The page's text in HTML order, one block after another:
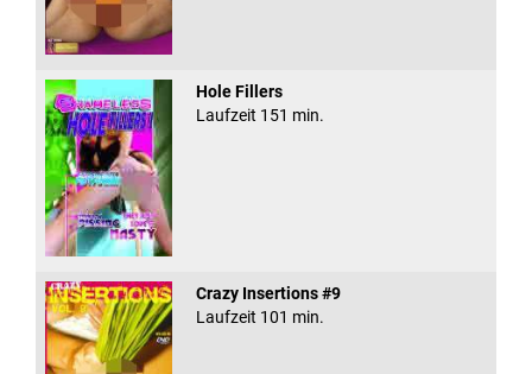
Hole Fillers
Laufzeit 151 min.
Crazy Insertions #9
Laufzeit 101 min.